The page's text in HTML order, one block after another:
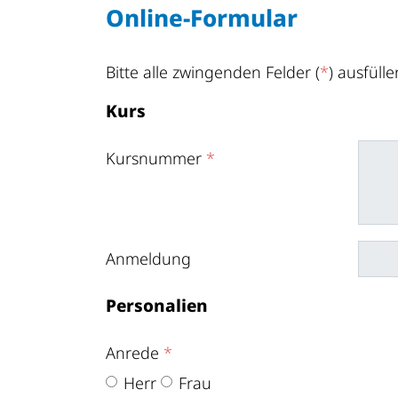
Online-Formular
Bitte alle zwingenden Felder (*)
Kurs
Kursnummer *
Anmeldung
Personalien
Anrede *
Herr
Frau